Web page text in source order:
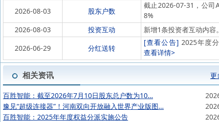
2026-08-03
股东户数
截止2026-07-31，公司
8%
2026-08-03
投资互动
新增1条投资者互动内容
2026-06-29
分红送转
[查看公告] 2025年度
查看详情>
相关资讯 更
百胜智能：截至2026年7月10日股东总户数为10…
豫见“超级连接器”！河南双向开放融入世界产业版图…
百胜智能：2025年年度权益分派实施公告